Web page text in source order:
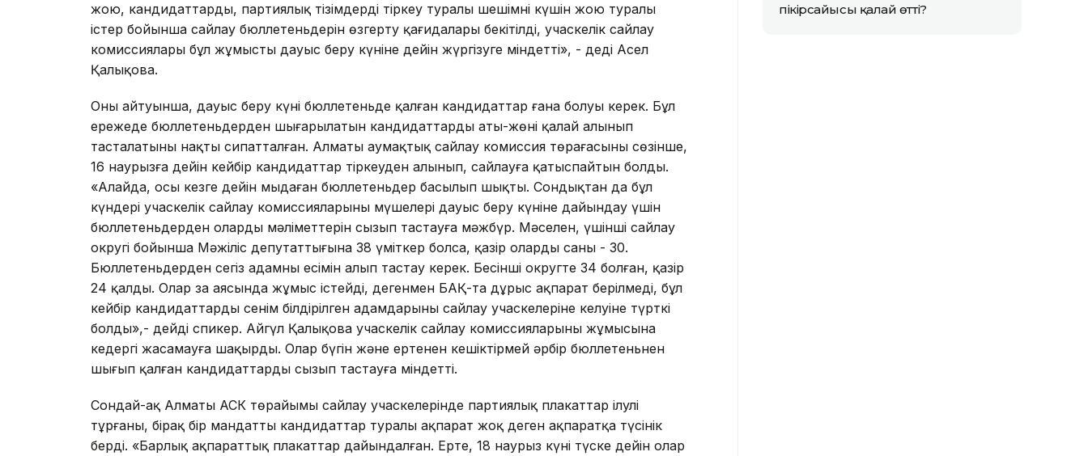
жою, кандидаттарды, партиялық тізімдерді тіркеу туралы шешімнің күшін жою туралы
істер бойынша сайлау бюллетеньдерін өзгерту қағидалары бекітілді, учаскелік сайлау
комиссиялары бұл жұмысты дауыс беру күніне дейін жүргізуге міндетті», - деді Асел
Қалықова.
Оның айтуынша, дауыс беру күні бюллетеньде қалған кандидаттар ғана болуы керек. Бұл
ережеде бюллетеньдерден шығарылатын кандидаттардың аты-жөні қалай алынып
тасталатыны нақты сипатталған. Алматы аумақтық сайлау комиссия төрағасының сөзінше,
16 наурызға дейін кейбір кандидаттар тіркеуден алынып, сайлауға қатыспайтын болды.
«Алайда, осы кезге дейін мыңдаған бюллетеньдер басылып шықты. Сондықтан да бұл
күндері учаскелік сайлау комиссияларының мүшелері дауыс беру күніне дайындау үшін
бюллетеньдерден олардың мәліметтерін сызып тастауға мәжбүр. Мәселен, үшінші сайлау
округі бойынша Мәжіліс депутаттығына 38 үміткер болса, қазір олардың саны - 30.
Бюллетеньдерден сегіз адамның есімін алып тастау керек. Бесінші округте 34 болған, қазір
24 қалды. Олар заң аясында жұмыс істейді, дегенмен БАҚ-та дұрыс ақпарат берілмеді, бұл
кейбір кандидаттардың сенім білдірілген адамдарының сайлау учаскелеріне келуіне түрткі
болды»,- дейді спикер. Айгүл Қалықова учаскелік сайлау комиссияларының жұмысына
кедергі жасамауға шақырды. Олар бүгін және ертеңнен кешіктірмей әрбір бюллетеньнен
шығып қалған кандидаттарды сызып тастауға міндетті.
Сондай-ақ Алматы АСК төрайымы сайлау учаскелерінде партиялық плакаттар ілулі
тұрғаны, бірақ бір мандатты кандидаттар туралы ақпарат жоқ деген ақпаратқа түсінік
берді. «Барлық ақпараттық плакаттар дайындалған. Ертең, 18 наурыз күні түске дейін олар
пікірсайысы қалай өтті?